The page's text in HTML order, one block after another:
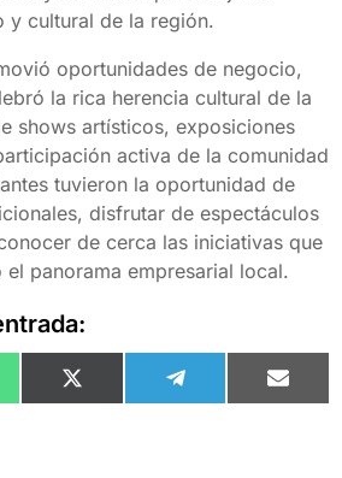
y cultural de la región.
oportunidades de negocio,
la rica herencia cultural de la
shows artísticos, exposiciones
activa de la comunidad
tuvieron la oportunidad de
disfrutar de espectáculos
de cerca las iniciativas que
panorama empresarial local.
X
(Twitter)
Telegram Email